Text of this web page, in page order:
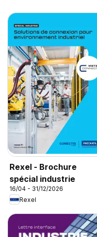
Rexel - Brochure
spécial industrie
16/04 - 31/12/2026
Rexel